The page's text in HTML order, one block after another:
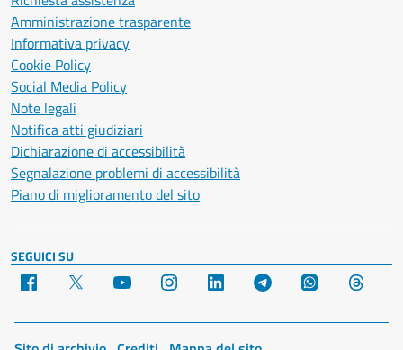
Amministrazione trasparente
Informativa privacy
Cookie Policy
Social Media Policy
Note legali
Notifica atti giudiziari
Dichiarazione di accessibilità
Segnalazione problemi di accessibilità
Piano di miglioramento del sito
SEGUICI SU
Facebook YouTube Instagram LinkedIn Telegram WhatsApp